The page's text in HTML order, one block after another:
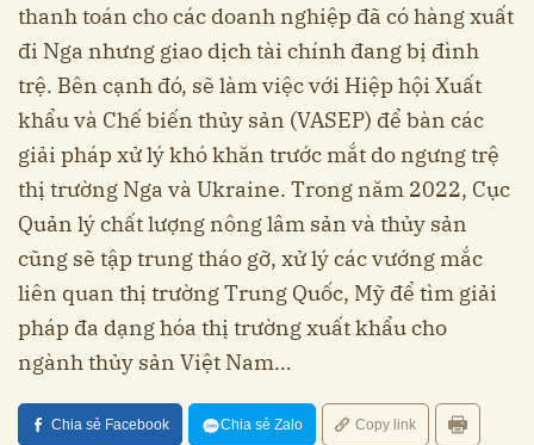
thanh toán cho các doanh nghiệp đã có hàng xuất
đi Nga nhưng giao dịch tài chính đang bị đình
trệ. Bên cạnh đó, sẽ làm việc với Hiệp hội Xuất
khẩu và Chế biến thủy sản (VASEP) để bàn các
giải pháp xử lý khó khăn trước mắt do ngưng trệ
thị trường Nga và Ukraine. Trong năm 2022, Cục
Quản lý chất lượng nông lâm sản và thủy sản
cũng sẽ tập trung tháo gỡ, xử lý các vướng mắc
liên quan thị trường Trung Quốc, Mỹ để tìm giải
pháp đa dạng hóa thị trường xuất khẩu cho
ngành thủy sản Việt Nam…
Chia sẻ Facebook Chia sẻ Zalo Copy link